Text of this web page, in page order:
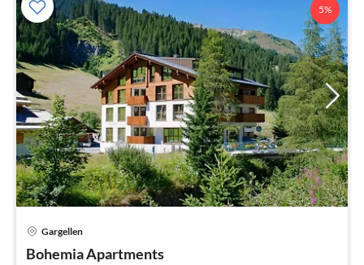
5%
Gargellen
Bohemia Apartments